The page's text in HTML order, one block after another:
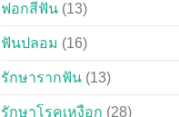
ฟอกสีฟัน(13)
ฟันปลอม (16)
รักษารากฟัน(13)
รักษาโรคเหงือก (28)